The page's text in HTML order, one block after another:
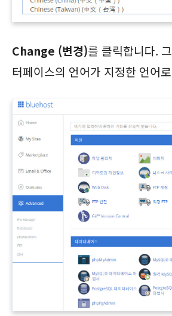
Change (변경)를 클릭합니다.
터페이스의 언어가 지정한 언어